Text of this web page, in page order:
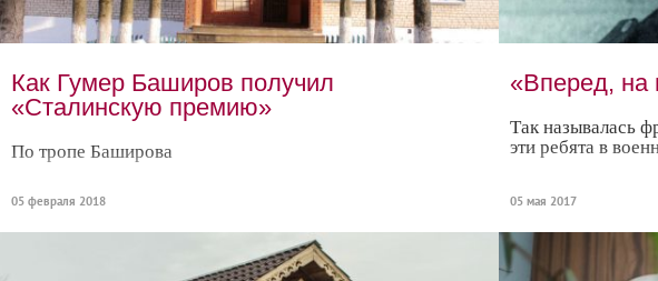
Как Гумер Баширов получил
«Сталинскую премию»
По тропе Баширова
05 февраля 2018
«Вперед, на
Так называлась
эти ребята в
05 мая 2017